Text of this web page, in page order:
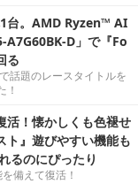
台。AMD Ryzen™ AI
A7G60BK-D」で『Fo
る
話題のレースタイトルを
！
活！懐かしくも色褪せ
ト』遊びやすい機能も
るのにぴったり
備えて復活！